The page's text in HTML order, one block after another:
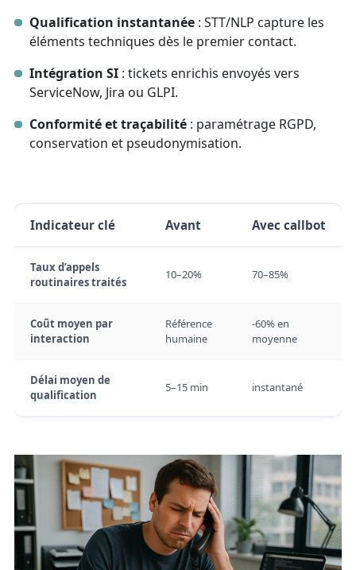
Qualification instantanée : STT/NLP capture les
éléments techniques dès le premier contact.
Intégration SI : tickets enrichis envoyés vers
ServiceNow, Jira ou GLPI.
Conformité et traçabilité : paramétrage RGPD,
conservation et pseudonymisation.
Indicateur clé Avant Avec callbot
Taux d’appels
routinaires traités
10–20% 70–85%
Coût moyen par
interaction
Référence
humaine
-60% en
moyenne
Délai moyen de
qualification
5–15 min instantané